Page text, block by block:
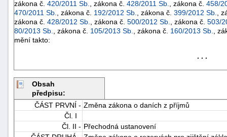
zákona č. 420/2011 Sb. , zákona č. 428/2011 Sb. , zákona č. 458/
470/2011 Sb.
, zákona č. 192/2012 Sb. , zákona č. 399/2012 Sb.
,
zákona č. 428/2012 Sb. , zákona č. 500/2012 Sb. , zákona č. 503/
80/2013 Sb.
, zákona č. 105/2013 Sb. , zákona č. 160/2013 Sb.
,
mění takto:
. . .
Obsah
předpisu:
ČÁST PRVNÍ - Změna zákona o daních z příjmů
Čl. I
Čl. II - Přechodná ustanovení
náhrady